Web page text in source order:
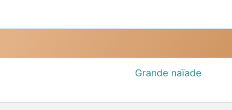
Grande naïade